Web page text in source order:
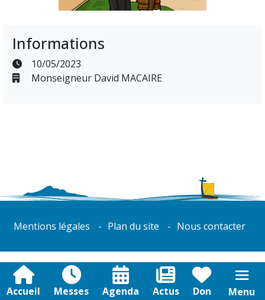
Accueil Messes Agenda Actus Don Menu
Informations
10/05/2023
Monseigneur David MACAIRE
Mentions légales Plan du site Nous contacter